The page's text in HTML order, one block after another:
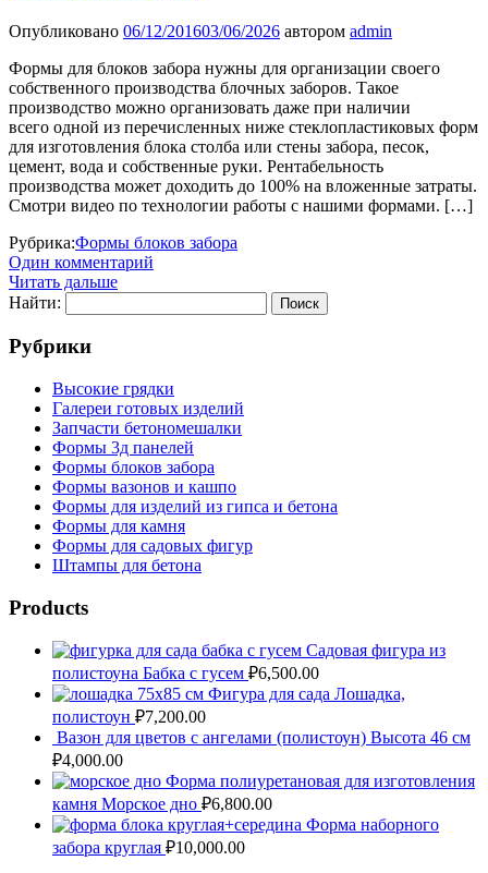
Опубликовано 06/12/201603/06/2026 автором admin
Формы для блоков забора нужны для организации своего
собственного производства блочных заборов. Такое
производство можно организовать даже при наличии
всего одной из перечисленных ниже стеклопластиковых форм
для изготовления блока столба или стены забора, песок,
цемент, вода и собственные руки. Рентабельность
производства может доходить до 100% на вложенные затраты.
Смотри видео по технологии работы с нашими формами. […]
Рубрика:Формы блоков забора
Один комментарий
Читать дальше
Найти:
Рубрики
Высокие грядки
Галереи готовых изделий
Запчасти бетономешалки
Формы 3д панелей
Формы блоков забора
Формы вазонов и кашпо
Формы для изделий из гипса и бетона
Формы для камня
Формы для садовых фигур
Штампы для бетона
Products
Садовая фигура из
полистоуна Бабка с гусем ₽6,500.00
Фигура для сада Лошадка,
полистоун ₽7,200.00
Вазон для цветов с ангелами (полистоун) Высота 46 см
₽4,000.00
Форма полиуретановая для изготовления
камня Морское дно ₽6,800.00
Форма наборного
забора круглая ₽10,000.00